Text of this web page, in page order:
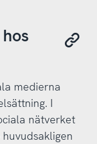
medierna
I
nätverket